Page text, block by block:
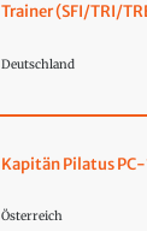
Trainer (SFI/TRI/
Deutschland
Kapitän Pilatus
Österreich